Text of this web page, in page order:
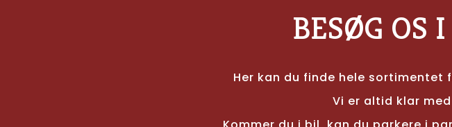
BESØG OS
Her kan du finde hele
Vi er altid klar